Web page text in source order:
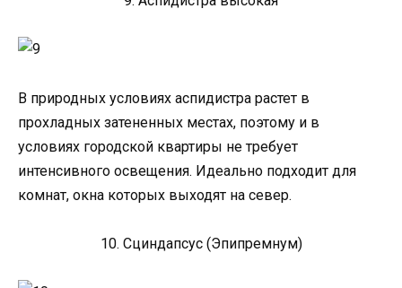
В природных условиях аспидистра растет в
прохладных затененных местах, поэтому и в
условиях городской квартиры не требует
интенсивного освещения. Идеально подходит для
комнат, окна которых выходят на север.
10. Сциндапсус (Эпипремнум)